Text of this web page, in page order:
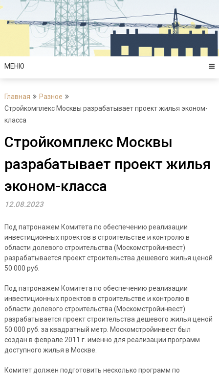
Перейти
содержимому
МЕНЮ
Главная
Разное
Стройкомплекс Москвы разрабатывает проект жилья эконом-
класса
Стройкомплекс Москвы
разрабатывает проект жилья
эконом-класса
12.08.2023
Под патронажем Комитета по обеспечению реализации
инвестиционных проектов в строительстве и контролю в
области долевого строительства (Москомстройинвест)
разрабатывается проект строительства дешевого жилья ценой
50 000 руб.
Под патронажем Комитета по обеспечению реализации
инвестиционных проектов в строительстве и контролю в
области долевого строительства (Москомстройинвест)
разрабатывается проект строительства дешевого жилья ценой
50 000 руб. за квадратный метр. Москомстройинвест был
создан в феврале 2011 г. именно для реализации программ
доступного жилья в Москве.
Комитет должен подготовить несколько программ по